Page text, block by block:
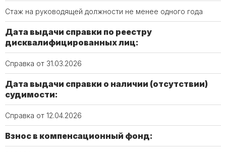
Стаж на руководящей должности не менее одного года
Дата выдачи справки по реестру
дисквалифицированных лиц:
Справка от 31.03.2026
Дата выдачи справки о наличии (отсутствии)
судимости:
Справка от 12.04.2026
Взнос в компенсационный фонд: